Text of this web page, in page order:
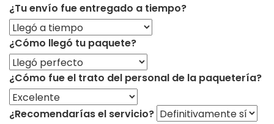
¿Tu envío fue entregado a tiempo?
¿Cómo llegó tu paquete?
¿Cómo fue el trato del personal de la paquetería?
¿Recomendarías el servicio?